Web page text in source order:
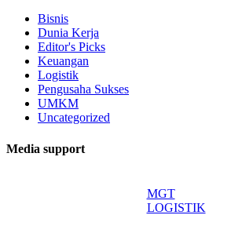
Bisnis
Dunia Kerja
Editor's Picks
Keuangan
Logistik
Pengusaha Sukses
UMKM
Uncategorized
Media support
MGT
LOGISTIK